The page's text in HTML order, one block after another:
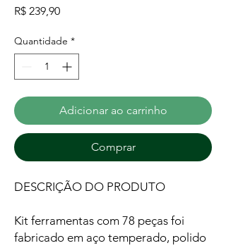
R$ 239,90Preço
Quantidade *
Adicionar ao carrinho
Comprar
DESCRIÇÃO DO PRODUTO
Kit ferramentas com 78 peças foi
fabricado em aço temperado, polido